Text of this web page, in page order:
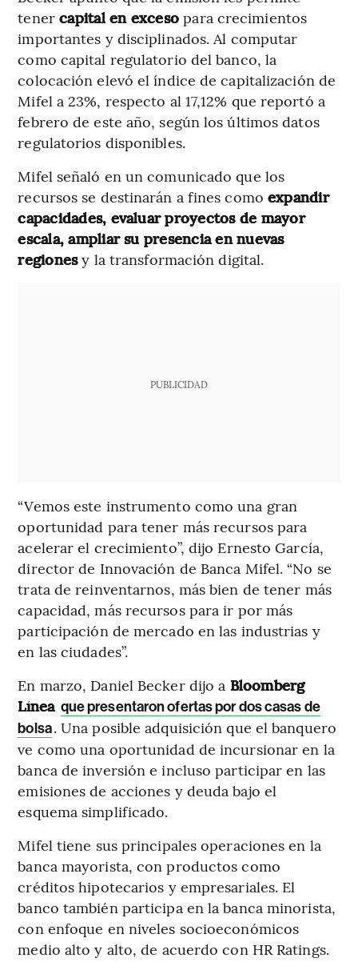
tenercapital en exceso para crecimientos
importantes y disciplinados. Al computar
como capital regulatorio del banco, la
colocación elevó el índice de capitalización de
Mifel a 23%, respecto al 17,12% que reportó a
febrero de este año, según los últimos datos
regulatorios disponibles.
Mifel señaló en un comunicado que los
recursos se destinarán a fines como expandir
capacidades, evaluar proyectos de mayor
escala, ampliar su presencia en nuevas
regionesy la transformación digital.
PUBLICIDAD
“Vemos este instrumento como una gran
oportunidad para tener más recursos para
acelerar el crecimiento”, dijo Ernesto García,
director de Innovación de Banca Mifel. “No se
trata de reinventarnos, más bien de tener más
capacidad, más recursos para ir por más
participación de mercado en las industrias y
en las ciudades”.
En marzo, Daniel Becker dijo a Bloomberg
Línea que presentaron ofertas por dos casas de
bolsa. Una posible adquisición que el banquero
ve como una oportunidad de incursionar en la
banca de inversión e incluso participar en las
emisiones de acciones y deuda bajo el
esquema simplificado.
Mifel tiene sus principales operaciones en la
banca mayorista, con productos como
créditos hipotecarios y empresariales. El
banco también participa en la banca minorista,
con enfoque en niveles socioeconómicos
medio alto y alto, de acuerdo con HR Ratings.